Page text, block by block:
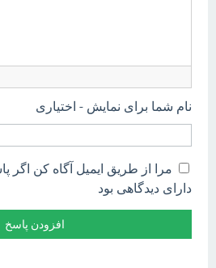
نام شما برای نمایش - اختیاری
مرا از طریق ایمیل آگاه کن اگر
دارای دیدگاهی بود